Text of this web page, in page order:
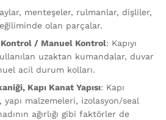
menteşeler, rulmanlar, dişliler,
olan parçalar.
/ Manuel Kontrol: Kapıyı
uzaktan kumandalar, duvar
acil durum kolları.
Kapı Kanat Yapısı: Kapı
yapı malzemeleri, izolasyon/seal
ağırlığı gibi faktörler de